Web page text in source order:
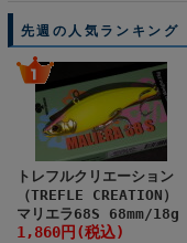
先週の人気ランキング
トレフルクリエーション
（TREFLE CREATION）
マリエラ68S 68mm/18g
1,860円(税込)